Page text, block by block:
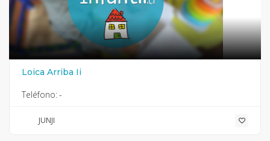
Loica Arriba Ii
Teléfono:-
JUNJI